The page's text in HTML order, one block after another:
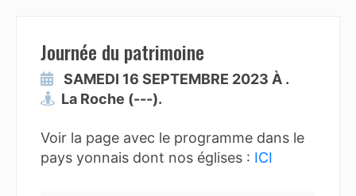
Journée du patrimoine
SAMEDI 16 SEPTEMBRE 2023 À .
La Roche (---).
Voir la page avec le programme dans le
pays yonnais dont nos églises : ICI